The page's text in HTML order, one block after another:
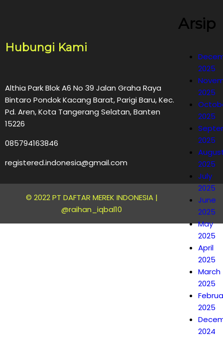
Arsip
2025
2025
2025
2025
2025
July
2025
June
2025
May
2025
April
2025
March
2025
2025
2024
Hubungi Kami
Althia Park Blok A6 No 39 Jalan Graha Raya
Bintaro Pondok Kacang Barat, Parigi Baru, Kec.
Pd. Aren, Kota Tangerang Selatan, Banten
15226
085794163846
registered.indonesia@gmail.com
© 2022 PT DAFTAR MEREK INDONESIA |
@raihan_iqbal10